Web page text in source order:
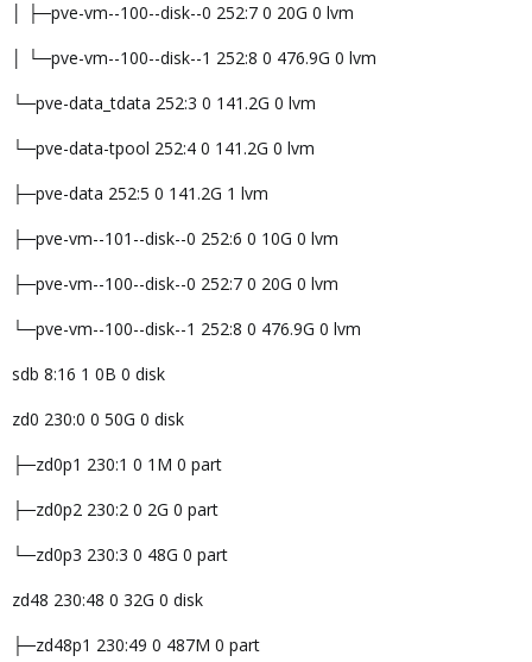
│ ├─pve-vm--100--disk--0 252:7 0 20G 0 lvm
│ └─pve-vm--100--disk--1 252:8 0 476.9G 0 lvm
└─pve-data_tdata 252:3 0 141.2G 0 lvm
└─pve-data-tpool 252:4 0 141.2G 0 lvm
├─pve-data 252:5 0 141.2G 1 lvm
├─pve-vm--101--disk--0 252:6 0 10G 0 lvm
├─pve-vm--100--disk--0 252:7 0 20G 0 lvm
└─pve-vm--100--disk--1 252:8 0 476.9G 0 lvm
sdb 8:16 1 0B 0 disk
zd0 230:0 0 50G 0 disk
├─zd0p1 230:1 0 1M 0 part
├─zd0p2 230:2 0 2G 0 part
└─zd0p3 230:3 0 48G 0 part
zd48 230:48 0 32G 0 disk
├─zd48p1 230:49 0 487M 0 part